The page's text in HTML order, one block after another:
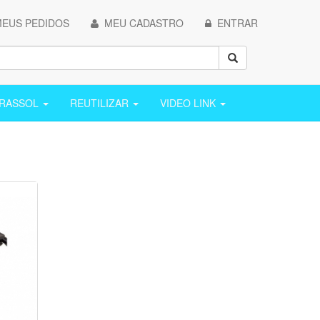
PEDIDOS MEU CADASTRO ENTRAR
REUTILIZAR VIDEO LINK